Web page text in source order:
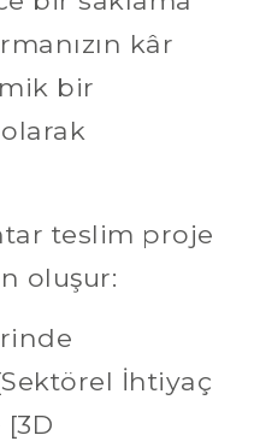
kâr
bir
teslim proje
oluşur:
İhtiyaç
[3D